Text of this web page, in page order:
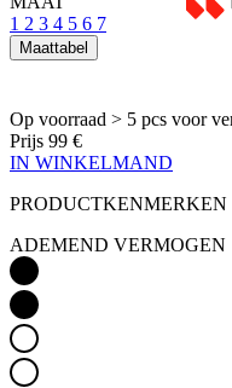
1 2 3 4 5 6 7
Maattabel
Op voorraad > 5 pcs voor
Prijs 99 €
IN WINKELMAND
PRODUCTKENMERKEN
ADEMEND VERMOGEN